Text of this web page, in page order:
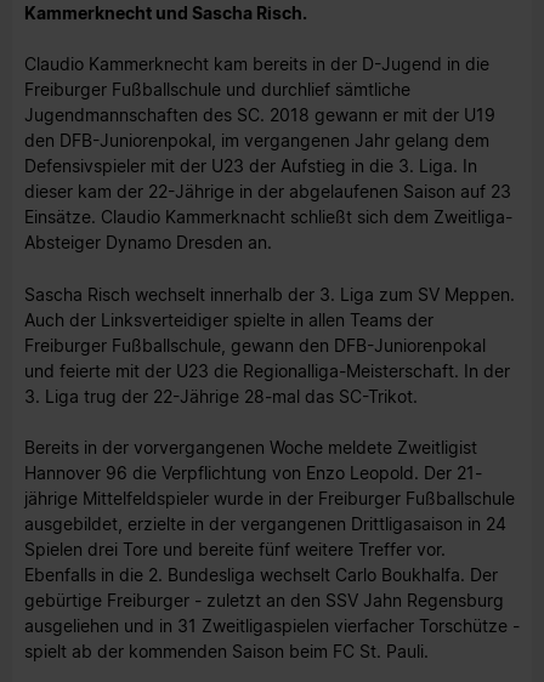
Kammerknecht und Sascha Risch.
Claudio Kammerknecht kam bereits in der D-Jugend in die
Freiburger Fußballschule und durchlief sämtliche
Jugendmannschaften des SC. 2018 gewann er mit der U19
den DFB-Juniorenpokal, im vergangenen Jahr gelang dem
Defensivspieler mit der U23 der Aufstieg in die 3. Liga. In
dieser kam der 22-Jährige in der abgelaufenen Saison auf 23
Einsätze. Claudio Kammerknacht schließt sich dem Zweitliga-
Absteiger Dynamo Dresden an.
Sascha Risch wechselt innerhalb der 3. Liga zum SV Meppen.
Auch der Linksverteidiger spielte in allen Teams der
Freiburger Fußballschule, gewann den DFB-Juniorenpokal
und feierte mit der U23 die Regionalliga-Meisterschaft. In der
3. Liga trug der 22-Jährige 28-mal das SC-Trikot.
Bereits in der vorvergangenen Woche meldete Zweitligist
Hannover 96 die Verpflichtung von Enzo Leopold. Der 21-
jährige Mittelfeldspieler wurde in der Freiburger Fußballschule
ausgebildet, erzielte in der vergangenen Drittligasaison in 24
Spielen drei Tore und bereite fünf weitere Treffer vor.
Ebenfalls in die 2. Bundesliga wechselt Carlo Boukhalfa. Der
gebürtige Freiburger - zuletzt an den SSV Jahn Regensburg
ausgeliehen und in 31 Zweitligaspielen vierfacher Torschütze -
spielt ab der kommenden Saison beim FC St. Pauli.